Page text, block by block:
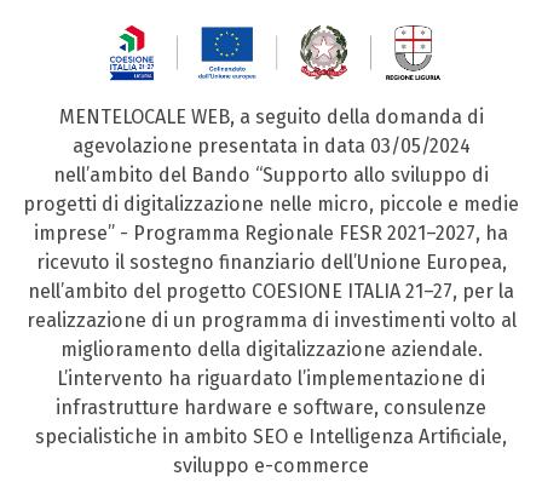
MENTELOCALE WEB, a seguito della domanda di
agevolazione presentata in data 03/05/2024
nell’ambito del Bando “Supporto allo sviluppo di
progetti di digitalizzazione nelle micro, piccole e medie
imprese” - Programma Regionale FESR 2021–2027, ha
ricevuto il sostegno finanziario dell’Unione Europea,
nell’ambito del progetto COESIONE ITALIA 21–27, per la
realizzazione di un programma di investimenti volto al
miglioramento della digitalizzazione aziendale.
L’intervento ha riguardato l’implementazione di
infrastrutture hardware e software, consulenze
specialistiche in ambito SEO e Intelligenza Artificiale,
sviluppo e-commerce